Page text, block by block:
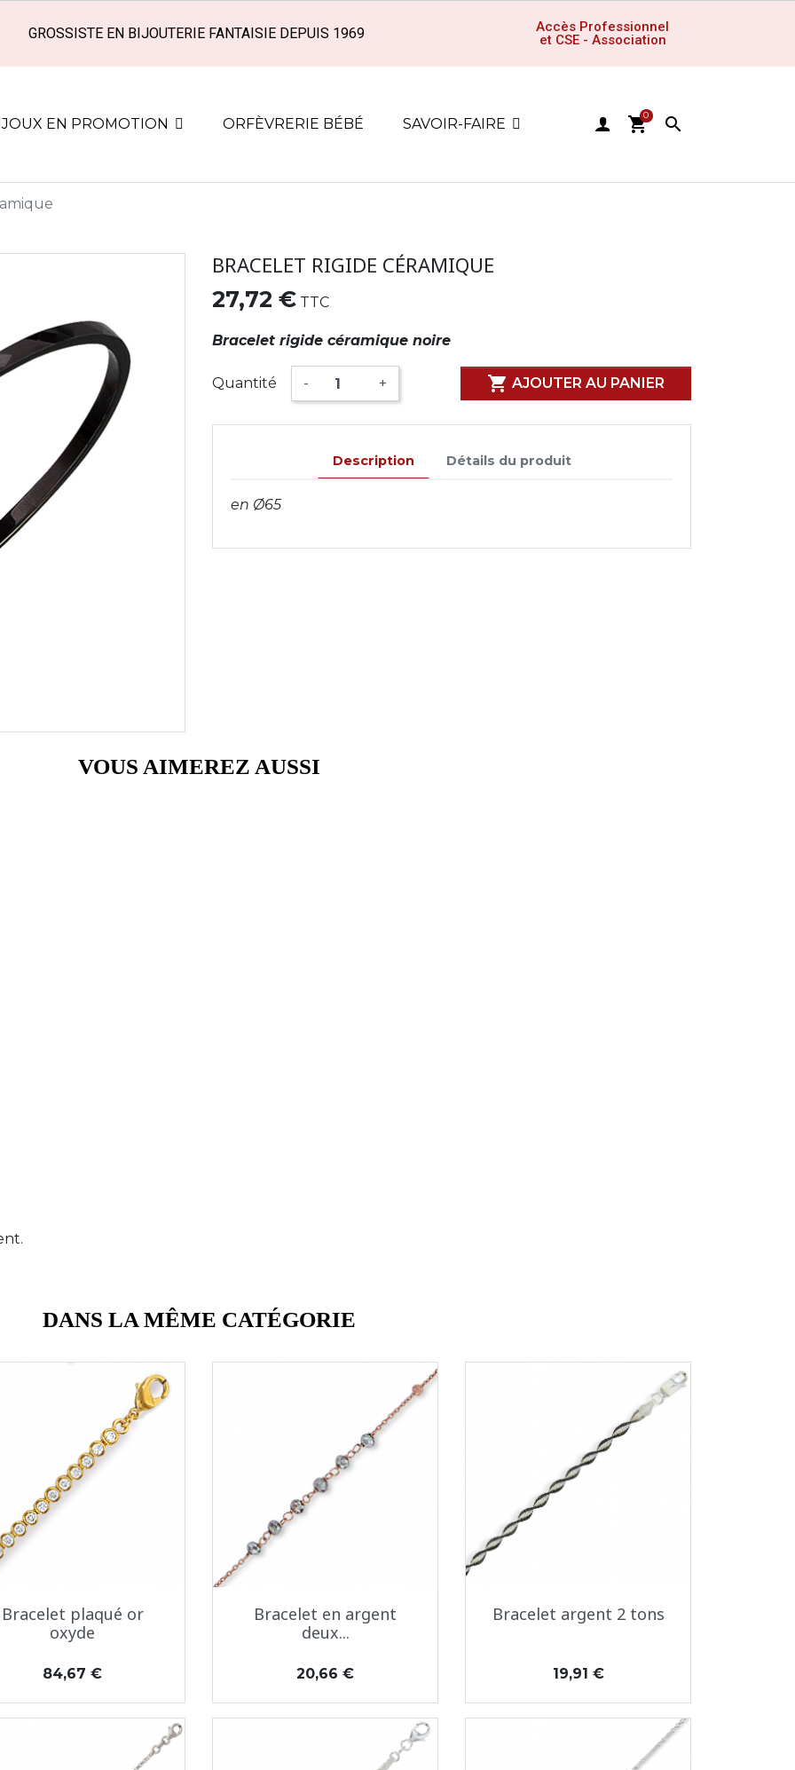
GROSSISTE EN BIJOUTERIE FANTAISIE DEPUIS 1969
Accès Professionnel
et CSE - Association
EN PROMOTION ORFÈVRERIE BÉBÉ SAVOIR-FAIRE shopping_cart
0 
BRACELET RIGIDE CÉRAMIQUE
27,72 € TTC
Bracelet rigide céramique noire
Quantité - +  AJOUTER AU PANIER
Description Détails du produit
en Ø65
VOUS AIMEREZ AUSSI
DANS LA MÊME CATÉGORIE
Aperçu rapide
Bracelet plaqué or
oxyde
Prix
84,67 €
Aperçu rapide
Bracelet en argent
deux...
Prix
20,66 €
 Aperçu rapide
Bracelet argent 2 tons
Prix
19,91 €